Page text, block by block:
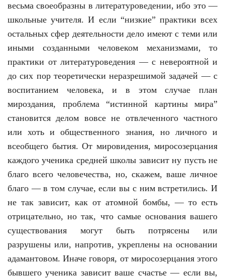
весьма своеобразны в литературоведении, ибо это —
школьные учителя. И если “низкие” практики всех
остальных сфер деятельности дело имеют с теми или
иными созданными человеком механизмами, то
практики от литературоведения — с невероятной и
до сих пор теоретически неразрешимой задачей — с
воспитанием человека, и в этом случае план
мироздания, проблема “истинной картины мира”
становится делом вовсе не отвлеченного частного
или хоть и общественного знания, но личного и
всеобщего бытия. От мировидения, миросозерцания
каждого ученика средней школы зависит ну пусть не
благо всего человечества, но, скажем, ваше личное
благо — в том случае, если вы с ним встретились. И
не так зависит, как от атомной бомбы, — то есть
отрицательно, но так, что самые основания вашего
существования могут быть потрясены или
разрушены или, напротив, укреплены на основании
адамантовом. Иначе говоря, от миросозерцания этого
бывшего ученика зависит ваше счастье — если вы,